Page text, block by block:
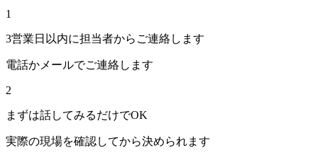
1
3営業日以内に担当者からご連絡します
電話かメールでご連絡します
2
まずは話してみるだけでOK
実際の現場を確認してから決められます